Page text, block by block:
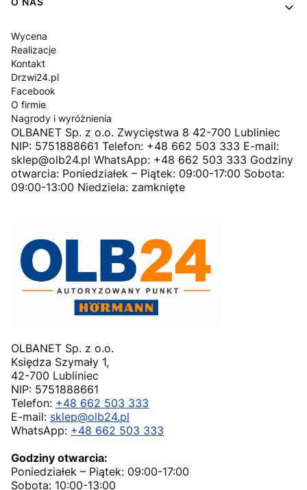
Wycena
Realizacje
Kontakt
Drzwi24.pl
Facebook
O firmie
Nagrody i wyróżnienia
OLBANET Sp. z o.o. Zwycięstwa 8 42-700 Lubliniec
NIP: 5751888661 Telefon: +48 662 503 333 E-mail:
sklep@olb24.pl WhatsApp: +48 662 503 333 Godziny
otwarcia: Poniedziałek – Piątek: 09:00-17:00 Sobota:
09:00-13:00 Niedziela: zamknięte
OLBANET Sp. z o.o.
Księdza Szymały 1,
42-700 Lubliniec
NIP: 5751888661
Telefon: +48 662 503 333
E-mail: sklep@olb24.pl
WhatsApp: +48 662 503 333
Godziny otwarcia:
Poniedziałek – Piątek: 09:00-17:00
Sobota: 10:00-13:00